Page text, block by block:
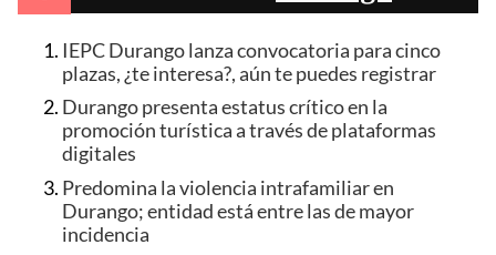
IEPC Durango lanza convocatoria para cinco
plazas, ¿te interesa?, aún te puedes registrar
Durango presenta estatus crítico en la
promoción turística a través de plataformas
digitales
Predomina la violencia intrafamiliar en
Durango; entidad está entre las de mayor
incidencia